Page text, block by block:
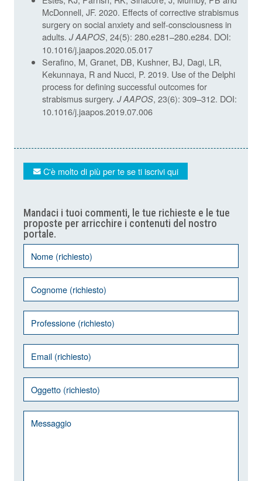
McDonnell, JF. 2020. Effects of corrective strabismus
surgery on social anxiety and self-consciousness in
adults. J AAPOS, 24(5): 280.e281–280.e284. DOI:
10.1016/j.jaapos.2020.05.017
Serafino, M, Granet, DB, Kushner, BJ, Dagi, LR,
Kekunnaya, R and Nucci, P. 2019. Use of the Delphi
process for defining successful outcomes for
strabismus surgery. J AAPOS, 23(6): 309–312. DOI:
10.1016/j.jaapos.2019.07.006
C'è molto di più per te se ti iscrivi qui
Mandaci i tuoi commenti, le tue richieste e le tue
proposte per arricchire i contenuti del nostro
portale.